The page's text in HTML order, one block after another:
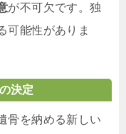
が不可欠です。独
可能性がありま
決定
骨を納める新しい